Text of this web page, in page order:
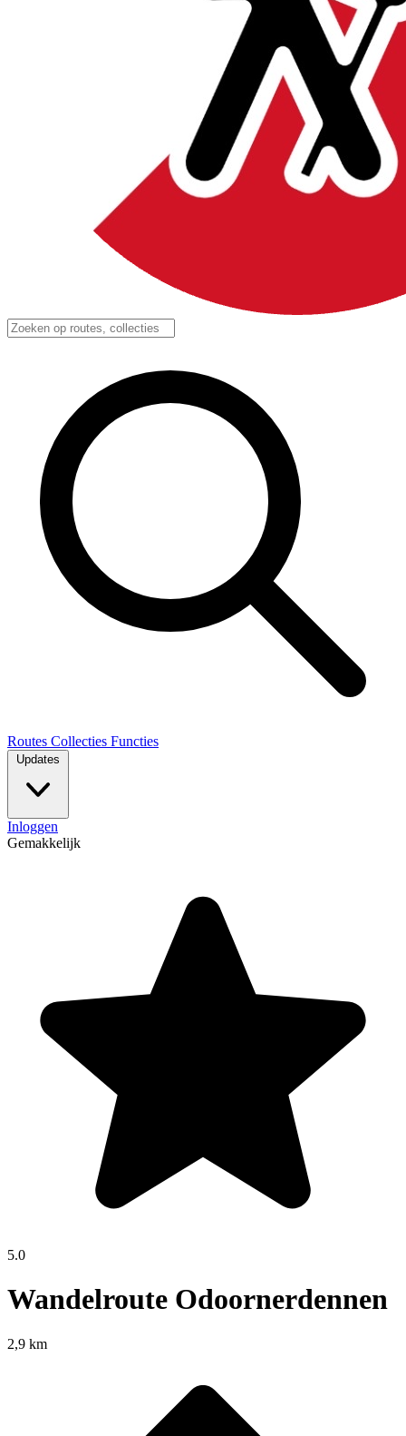
Routes Collecties Functies
Updates
Inloggen
Gemakkelijk
5.0
Wandelroute Odoornerdennen
2,9 km